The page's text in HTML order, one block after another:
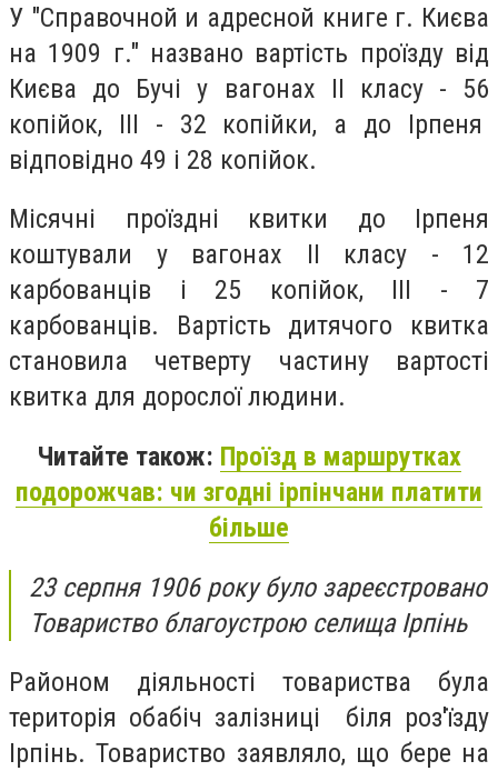
У "Справочной и адресной книге г. Києва
на 1909 г." названо вартість проїзду від
Києва до Бучі у вагонах ІІ класу - 56
копійок, ІІІ - 32 копійки, а до Ірпеня
відповідно 49 і 28 копійок.
Місячні проїздні квитки до Ірпеня
коштували у вагонах ІІ класу - 12
карбованців і 25 копійок, ІІІ - 7
карбованців. Вартість дитячого квитка
становила четверту частину вартості
квитка для дорослої людини.
Читайте також: Проїзд в маршрутках
подорожчав: чи згодні ірпінчани платити
більше
23 серпня 1906 року було зареєстровано
Товариство благоустрою селища Ірпінь
Районом діяльності товариства була
територія обабіч залізниці біля роз'їзду
Ірпінь. Товариство заявляло, що бере на